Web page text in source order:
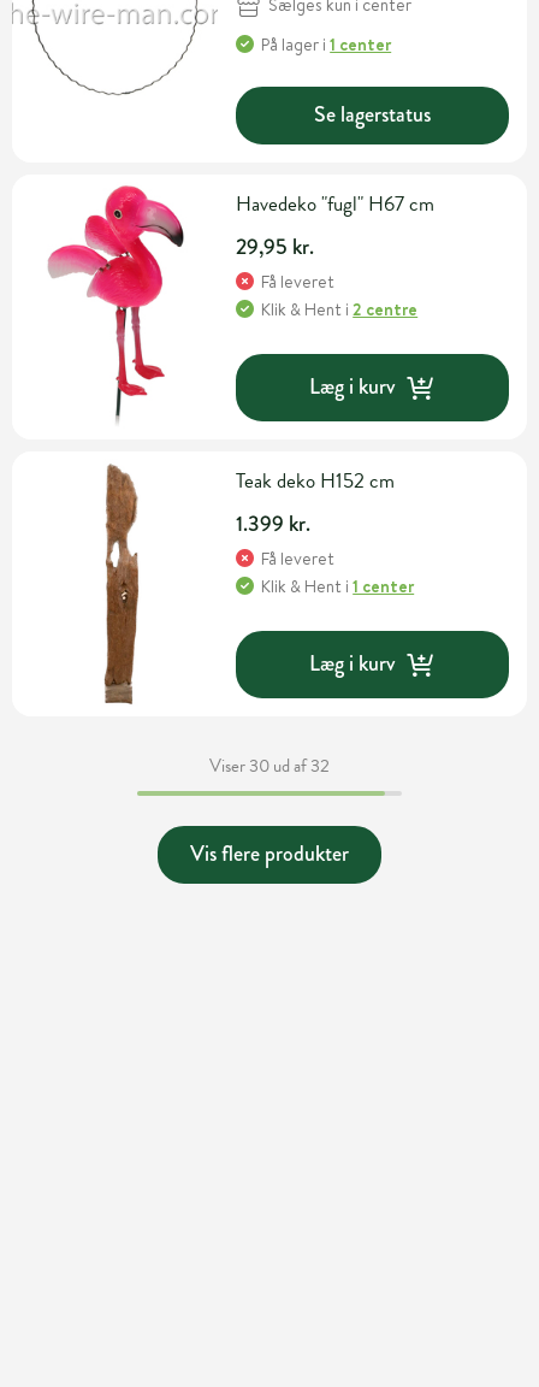
Sælges kun i center
På lager i1 center
Se lagerstatus
Havedeko "fugl" H67 cm
29,95 kr.
Få leveret
Klik & Hent i2 centre
Læg i kurv
Teak deko H152 cm
1.399 kr.
Få leveret
Klik & Hent i1 center
Læg i kurv
Viser 30 ud af 32
Vis flere produkter